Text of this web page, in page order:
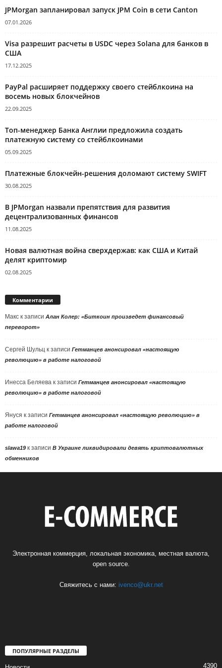
JPMorgan запланировал запуск JPM Coin в сети Canton
07.01.2026
Visa разрешит расчеты в USDC через Solana для банков в
США
17.12.2025
PayPal расширяет поддержку своего стейблкоина на
восемь новых блокчейнов
22.09.2025
Топ-менеджер Банка Англии предложила создать
платежную систему со стейблкоинами
05.09.2025
Платежные блокчейн-решения доломают систему SWIFT
30.08.2025
В JPMorgan назвали препятствия для развития
децентрализованных финансов
11.08.2025
Новая валютная война сверхдержав: как США и Китай
делят криптомир
02.08.2025
Комментарии
Макс к записи Алан Колер: «Биткоин произведет финансовый
переворот»
Сергей Шульц к записи Гетманцев анонсировал «настоящую
революцию» в работе налоговой
Инесса Беляева к записи Гетманцев анонсировал «настоящую
революцию» в работе налоговой
Януся к записи Гетманцев анонсировал «настоящую революцию» в
работе налоговой
slawa19 к записи В Украине ликвидировали девять криптовалютных
обменников
Электронная коммерция, локальная экономика, местная валюта,
open source.
Свяжитесь с нами: ivenco@ukr.net
ПОПУЛЯРНЫЕ РАЗДЕЛЫ
4390